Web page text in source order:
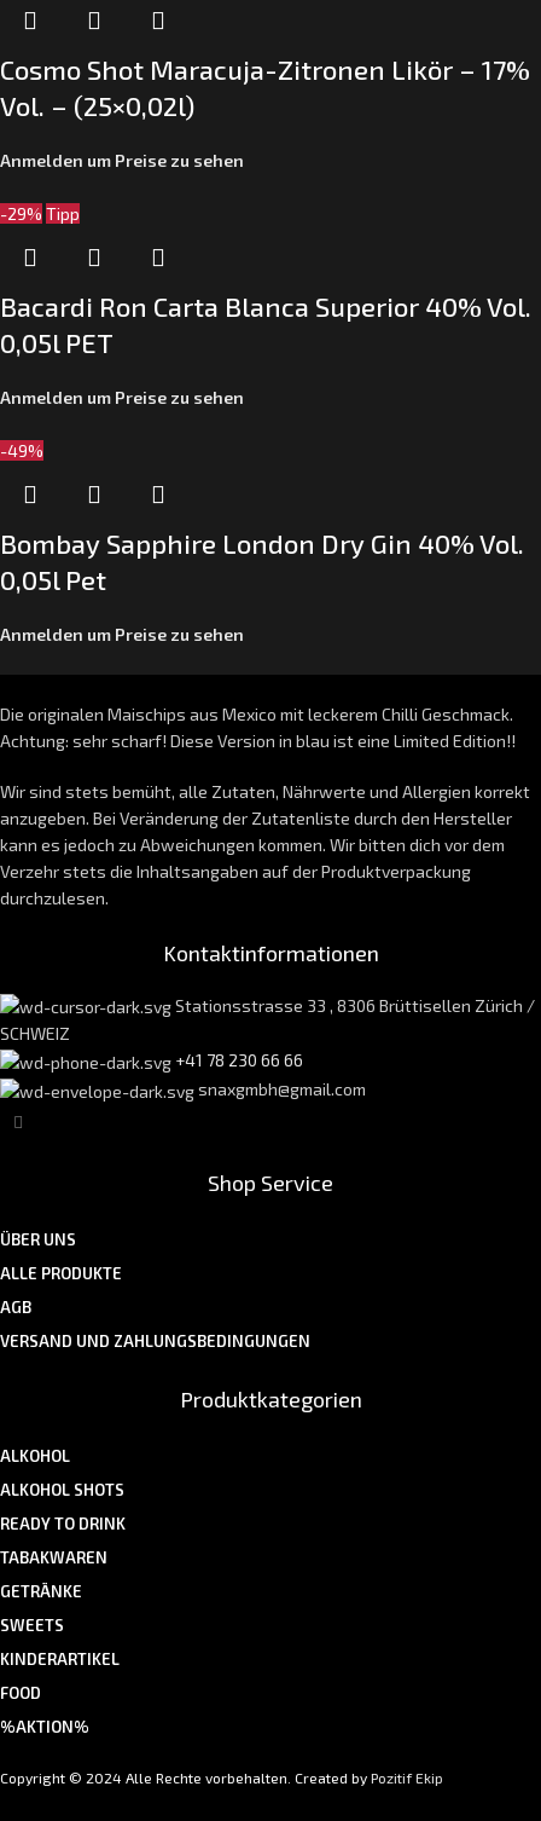
Cosmo Shot Maracuja-Zitronen Likör – 17%
Vol. – (25×0,02l)
Anmelden um Preise zu sehen
-29% Tipp
Bacardi Ron Carta Blanca Superior 40% Vol.
0,05l PET
Anmelden um Preise zu sehen
-49%
Bombay Sapphire London Dry Gin 40% Vol.
0,05l Pet
Anmelden um Preise zu sehen
Die originalen Maischips aus Mexico mit leckerem Chilli Geschmack.
Achtung: sehr scharf! Diese Version in blau ist eine Limited Edition!!
Wir sind stets bemüht, alle Zutaten, Nährwerte und Allergien korrekt
anzugeben. Bei Veränderung der Zutatenliste durch den Hersteller
kann es jedoch zu Abweichungen kommen. Wir bitten dich vor dem
Verzehr stets die Inhaltsangaben auf der Produktverpackung
durchzulesen.
Kontaktinformationen
Stationsstrasse 33 , 8306 Brüttisellen Zürich /
SCHWEIZ
+41 78 230 66 66
snaxgmbh@gmail.com
Shop Service
ÜBER UNS
ALLE PRODUKTE
AGB
VERSAND UND ZAHLUNGSBEDINGUNGEN
Produktkategorien
ALKOHOL
ALKOHOL SHOTS
READY TO DRINK
TABAKWAREN
GETRÄNKE
SWEETS
KINDERARTIKEL
FOOD
%AKTION%
Copyright © 2024 Alle Rechte vorbehalten. Created by Pozitif Ekip